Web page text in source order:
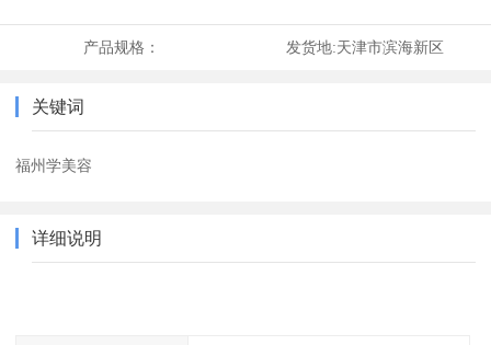
产品规格： 发货地:天津市滨海新区
关键词
福州学美容
详细说明